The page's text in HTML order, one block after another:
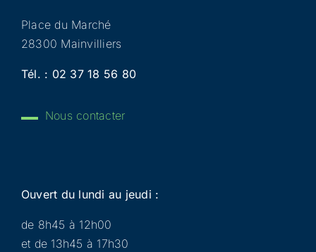
Place du Marché
28300 Mainvilliers
Tél. : 02 37 18 56 80
Nous contacter
Ouvert du lundi au jeudi :
de 8h45 à 12h00
et de 13h45 à 17h30